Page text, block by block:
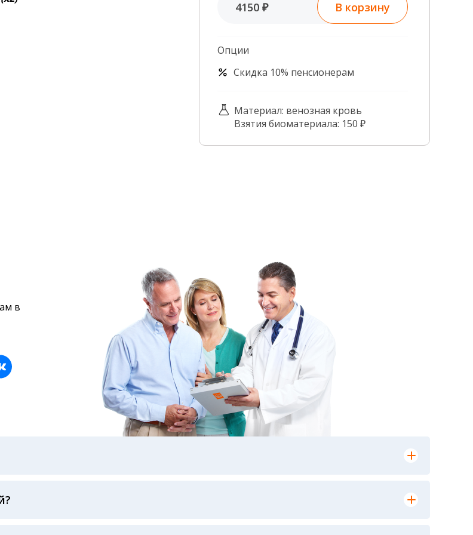
4150 ₽ В корзину
Опции
Скидка 10% пенсионерам
Материал: венозная кровь
Взятия биоматериала: 150 ₽
в
соблюдением международных стандартов выполнения лабораторных исследований и